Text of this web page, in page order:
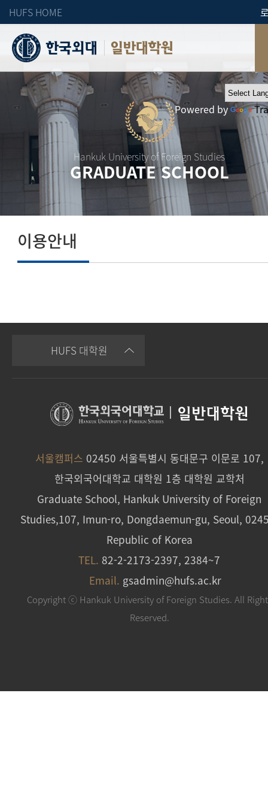
HUFS HOME
일반대학원
Hankuk University of Foreign Studies
GRADUATE SCHOOL
Powered by
이용안내
HUFS 대학원
일반대학원
서울캠퍼스 02450 서울특별시 동대문구 이문로 107,
한국외국어대학교 대학원 1층 대학원 교학처
Graduate School, Hankuk University of Foreign
Studies,107, Imun-ro, Dongdaemun-gu, Seoul,
Republic of Korea
TEL. 82-2-2173-2397, 2384~7
Email. gsadmin@hufs.ac.kr
Copyright ⓒ Hankuk University of Foreign Studies. All
Reserved.